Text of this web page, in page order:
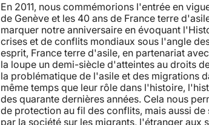
En 2011, nous commémorions l'entrée en
de Genève et les 40 ans de France terre
marquer notre anniversaire en évoquant
crises et de conflits mondiaux sous l'angle
esprit, France terre d'asile, en partenariat
la loupe un demi-siècle d'atteintes au droits
la problématique de l'asile et des migrations
même temps que leur rôle dans l'histoire,
des quarante dernières années. Cela nous
de protection au fil des conflits, mais aussi
par la société sur les migrants, l'étranger aux